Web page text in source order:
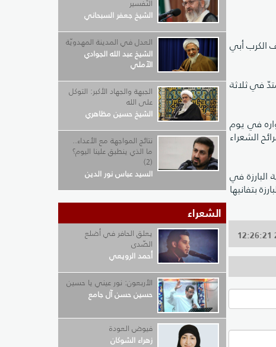
الكرب أبي
في ثلاثة
في يوم
الشعراء
في
بتفانيها
التّفسير
الشيخ جعفر السبحاني
العدل في المدينة المهدويّة
الشيخ عبد الله الجوادي
الآملي
الجبهة والجهاد الأكبر: التوكل
على الله
الشيخ حسين مظاهري
نتائج المواجهة مع الأعداء..
ما الذي ينطبق علينا اليوم؟
(2)
السيد عباس نور الدين
الشعراء
يعلق الحافر في أضلع
الصّدى
أحمد الرويعي
الأربعون: نور عيني يا حسين
حسين حسن آل جامع
فيوض العودة
زهراء الشوكان